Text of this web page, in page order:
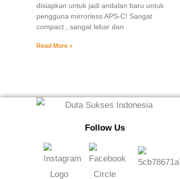
disiapkan untuk jadi andalan baru untuk
pengguna mirrorless APS-C! Sangat
compact , sangat lebar dan
Read More »
Follow Us